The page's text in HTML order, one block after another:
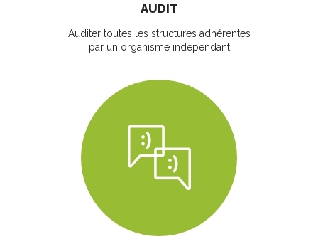
AUDIT
Auditer toutes les structures adhérentes
par un organisme indépendant